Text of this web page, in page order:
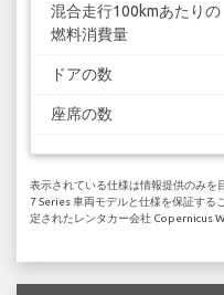
混合走行100kmあたりの
燃料消費量
ドアの数
座席の数
表示されている仕様は情報提供のみを
7 Series 車両モデルと仕様を保証する
定されたレンタカー会社 Copernicus